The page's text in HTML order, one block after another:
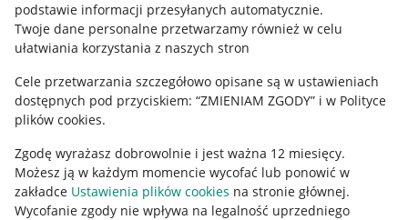
podstawie informacji przesyłanych automatycznie.
Twoje dane personalne przetwarzamy również w celu
ułatwiania korzystania z naszych stron
Cele przetwarzania szczegółowo opisane są w ustawieniach
dostępnych pod przyciskiem: “ZMIENIAM ZGODY” i w Polityce
plików cookies.
Zgodę wyrażasz dobrowolnie i jest ważna 12 miesięcy.
Możesz ją w każdym momencie wycofać lub ponowić w
zakładce Ustawienia plików cookies na stronie głównej.
Wycofanie zgody nie wpływa na legalność uprzedniego
Polityka plików "cookies"
Ustawienia plików "cookies"
Udostępnianie lokalizacji
Informacje dla Aktu o Usługach Cyfrowych
Pobierz aplikację